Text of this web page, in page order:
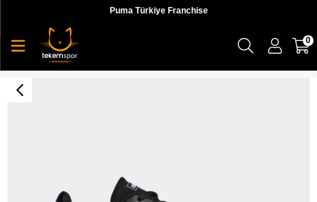
Puma Türkiye Franchise
0